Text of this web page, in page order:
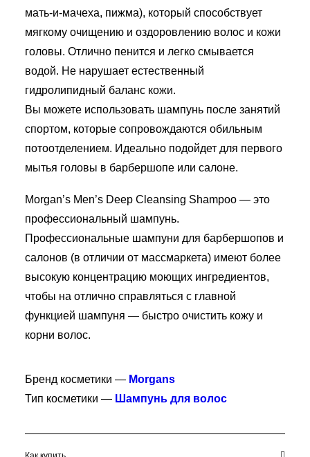
мать-и-мачеха, пижма), который способствует
мягкому очищению и оздоровлению волос и кожи
головы. Отлично пенится и легко смывается
водой. Не нарушает естественный
гидролипидный баланс кожи.
Вы можете использовать шампунь после занятий
спортом, которые сопровождаются обильным
потоотделением. Идеально подойдет для первого
мытья головы в барбершопе или салоне.
Morgan’s Men’s Deep Cleansing Shampoo — это
профессиональный шампунь.
Профессиональные шампуни для барбершопов и
салонов (в отличии от массмаркета) имеют более
высокую концентрацию моющих ингредиентов,
чтобы на отлично справляться с главной
функцией шампуня — быстро очистить кожу и
корни волос.
Бренд косметики — Morgans
Тип косметики — Шампунь для волос